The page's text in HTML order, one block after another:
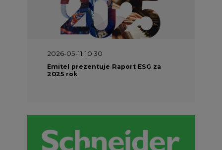
2026-05-11 10:30
Emitel prezentuje Raport ESG za
2025 rok